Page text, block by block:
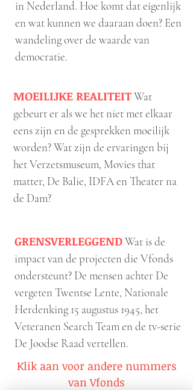
in Nederland. Hoe komt dat eigenlijk
en wat kunnen we daaraan doen? Een
wandeling over de waarde van
democratie.
MOEILIJKE REALITEITWat
gebeurt er als we het niet met elkaar
eens zijn en de gesprekken moeilijk
worden? Wat zijn de ervaringen bij
het Verzetsmuseum, Movies that
matter, De Balie, IDFA en Theater na
de Dam?
GRENSVERLEGGENDWat is de
impact van de projecten die Vfonds
ondersteunt? De mensen achter De
vergeten Twentse Lente, Nationale
Herdenking 15 augustus 1945, het
Veteranen Search Team en de tv-serie
De Joodse Raad vertellen.
Klik aan voor andere nummers
van Vfonds